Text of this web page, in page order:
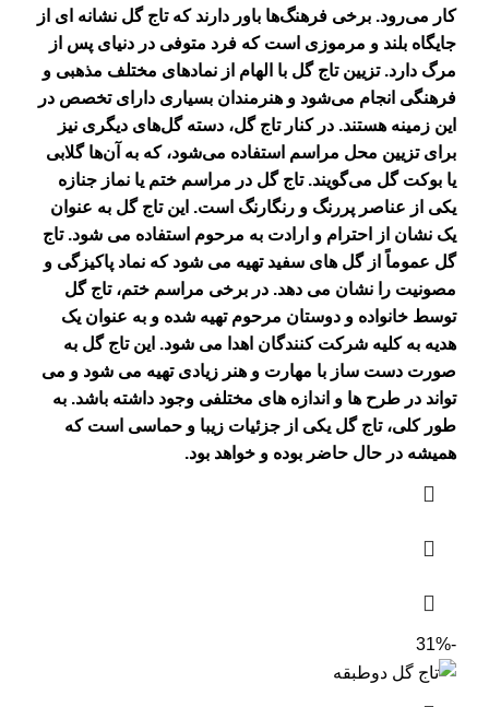
کار می‌رود. برخی فرهنگ‌ها باور دارند که تاج گل نشانه ای از
جایگاه بلند و مرموزی است که فرد متوفی در دنیای پس از
مرگ دارد. تزیین تاج گل با الهام از نمادهای مختلف مذهبی و
فرهنگی انجام می‌شود و هنرمندان بسیاری دارای تخصص در
این زمینه هستند. در کنار تاج گل، دسته گل‌های دیگری نیز
برای تزیین محل مراسم استفاده می‌شود، که به آن‌ها گلابی
یا بوکت گل می‌گویند. تاج گل در مراسم ختم یا نماز جنازه
یکی از عناصر پررنگ و رنگارنگ است. این تاج گل به عنوان
یک نشان از احترام و ارادت به مرحوم استفاده می شود. تاج
گل عموماً از گل های سفید تهیه می شود که نماد پاکیزگی و
مصونیت را نشان می دهد. در برخی مراسم ختم، تاج گل
توسط خانواده و دوستان مرحوم تهیه شده و به عنوان یک
هدیه به کلیه شرکت کنندگان اهدا می شود. این تاج گل به
صورت دست ساز با مهارت و هنر زیادی تهیه می شود و می
تواند در طرح ها و اندازه های مختلفی وجود داشته باشد. به
طور کلی، تاج گل یکی از جزئیات زیبا و حماسی است که
همیشه در حال حاضر بوده و خواهد بود.
-31%